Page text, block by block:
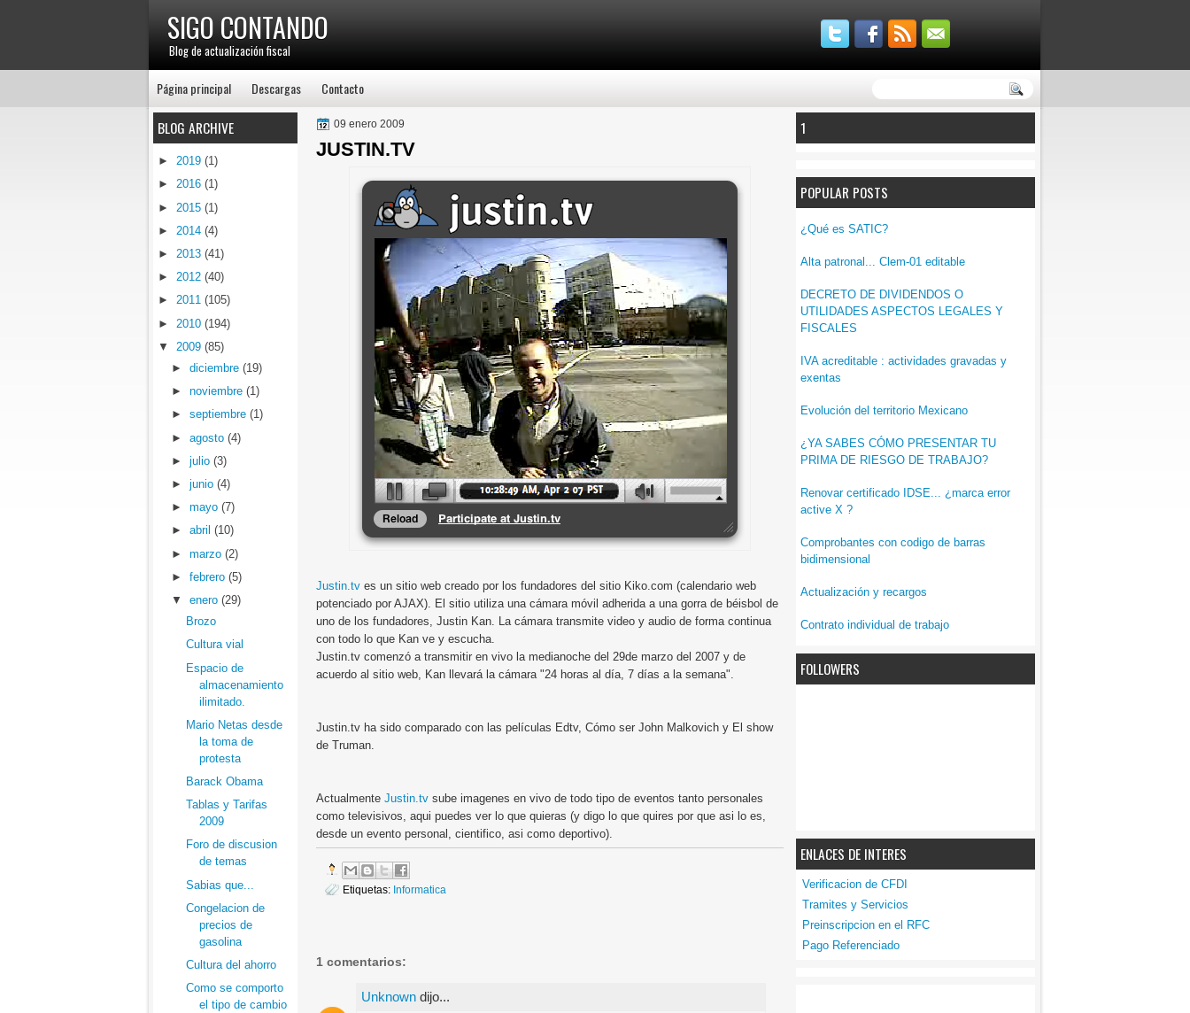
SIGO CONTANDO
Blog de actualización fiscal
Página principal Descargas Contacto
1
POPULAR POSTS
¿Qué es SATIC?
Alta patronal... Clem-01 editable
DECRETO DE DIVIDENDOS O
UTILIDADES ASPECTOS LEGALES Y
FISCALES
IVA acreditable : actividades gravadas y
exentas
Evolución del territorio Mexicano
¿YA SABES CÓMO PRESENTAR TU
PRIMA DE RIESGO DE TRABAJO?
Renovar certificado IDSE... ¿marca error
active X ?
Comprobantes con codigo de barras
bidimensional
Actualización y recargos
Contrato individual de trabajo
FOLLOWERS
ENLACES DE INTERES
Verificacion de CFDI
Tramites y Servicios
Preinscripcion en el RFC
Pago Referenciado
09 enero 2009
JUSTIN.TV
Justin.tv es un sitio web creado por los fundadores del sitio Kiko.com (calendario web
potenciado por AJAX). El sitio utiliza una cámara móvil adherida a una gorra de béisbol de
uno de los fundadores, Justin Kan. La cámara transmite video y audio de forma continua
con todo lo que Kan ve y escucha.
Justin.tv comenzó a transmitir en vivo la medianoche del 29de marzo del 2007 y de
acuerdo al sitio web, Kan llevará la cámara "24 horas al día, 7 días a la semana".
Justin.tv ha sido comparado con las películas Edtv, Cómo ser John Malkovich y El show
de Truman.
Actualmente Justin.tv sube imagenes en vivo de todo tipo de eventos tanto personales
como televisivos, aqui puedes ver lo que quieras (y digo lo que quires por que asi lo es,
desde un evento personal, cientifico, asi como deportivo).
Etiquetas: Informatica
1 comentarios:
Unknown dijo...
BLOG ARCHIVE
► 2019 (1)
► 2016 (1)
► 2015 (1)
► 2014 (4)
► 2013 (41)
► 2012 (40)
► 2011 (105)
► 2010 (194)
▼ 2009 (85)
►diciembre(19)
►noviembre(1)
►septiembre(1)
►agosto(4)
►julio(3)
►junio(4)
►mayo(7)
►abril(10)
►marzo(2)
►febrero(5)
▼enero(29)
Brozo
Cultura vial
Espacio de
almacenamiento
ilimitado.
Mario Netas desde
la toma de
protesta
Barack Obama
Tablas y Tarifas
2009
Foro de discusion
de temas
Sabias que...
Congelacion de
precios de
gasolina
Cultura del ahorro
Como se comporto
el tipo de cambio